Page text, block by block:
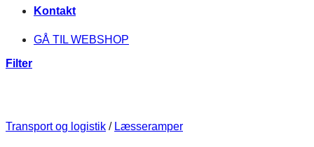
Kontakt
GÅ TIL WEBSHOP
Filter
Transport og logistik / Læsseramper